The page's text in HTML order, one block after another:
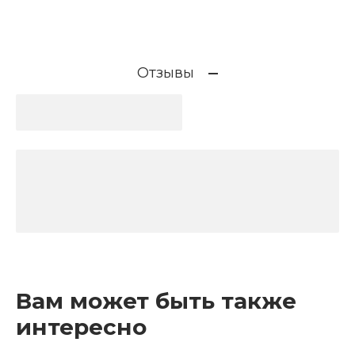
Отзывы
Вам может быть также
интересно